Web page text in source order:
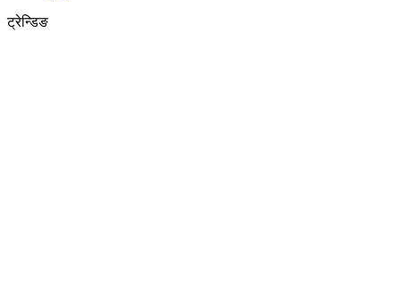
ट्रेन्डिङ